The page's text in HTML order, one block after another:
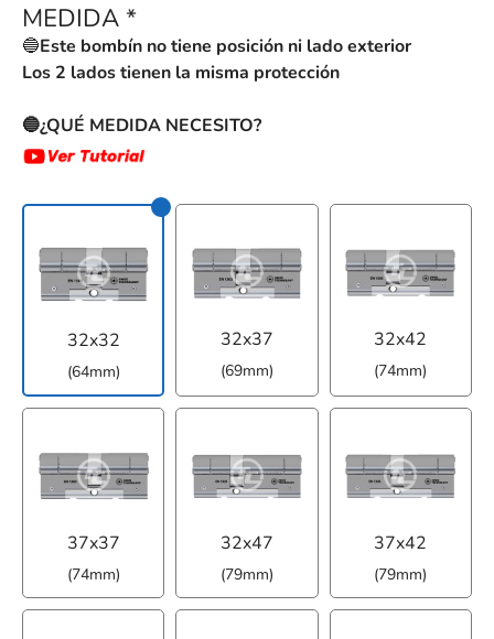
MEDIDA *
🔵Este bombín no tiene posición ni lado exterior
Los 2 lados tienen la misma protección
🔵¿QUÉ MEDIDA NECESITO?
32x32
(64mm)
32x37
(69mm)
32x42
(74mm)
37x37
(74mm)
32x47
(79mm)
37x42
(79mm)